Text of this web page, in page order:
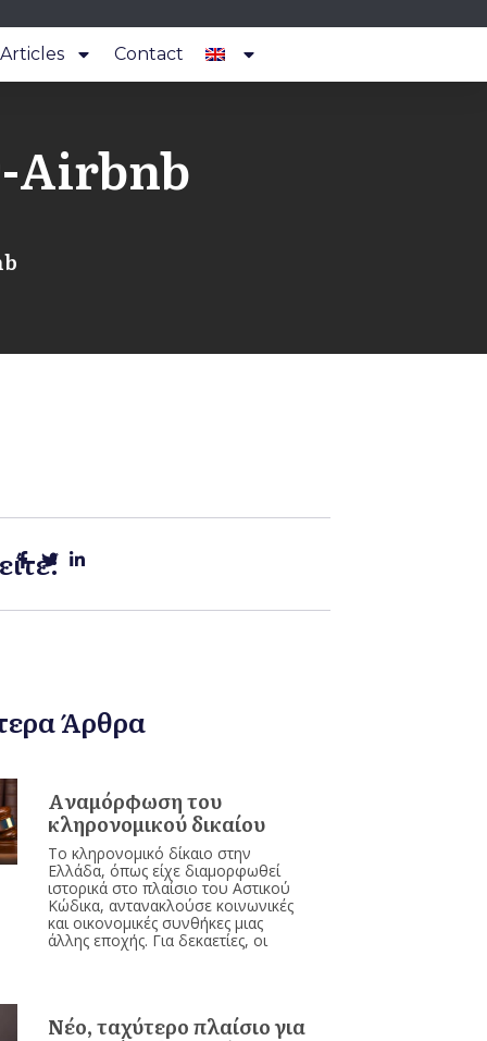
Articles Contact
Airbnb
Άρθρα
Aναμόρφωση του
κληρονομικού δικαίου
Το κληρονομικό δίκαιο στην
Ελλάδα, όπως είχε διαμορφωθεί
ιστορικά στο πλαίσιο του Αστικού
Κώδικα, αντανακλούσε κοινωνικές
και οικονομικές συνθήκες μιας
άλλης εποχής. Για δεκαετίες, οι
Νέο, ταχύτερο πλαίσιο για